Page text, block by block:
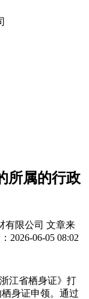
所属的行政
有限公司 文章来
2026-06-05 08:02
江省栖身证》打
身证申领。通过